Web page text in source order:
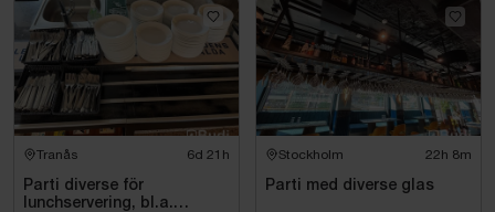
Tranås 6d 21h
Parti diverse för
lunchservering, bl.a.
Stockholm 22h 8m
Parti med diverse glas